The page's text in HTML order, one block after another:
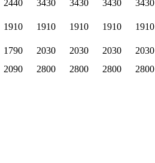
2440 3430 3430 3430
3430
1910 1910 1910 1910
1910
1790 2030 2030 2030
2030
2090 2800 2800 2800 2800